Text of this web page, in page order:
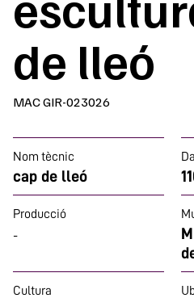
de lleó
MAC GIR-023026
Nom tècnic
cap de lleó
Producció
-
Cultura